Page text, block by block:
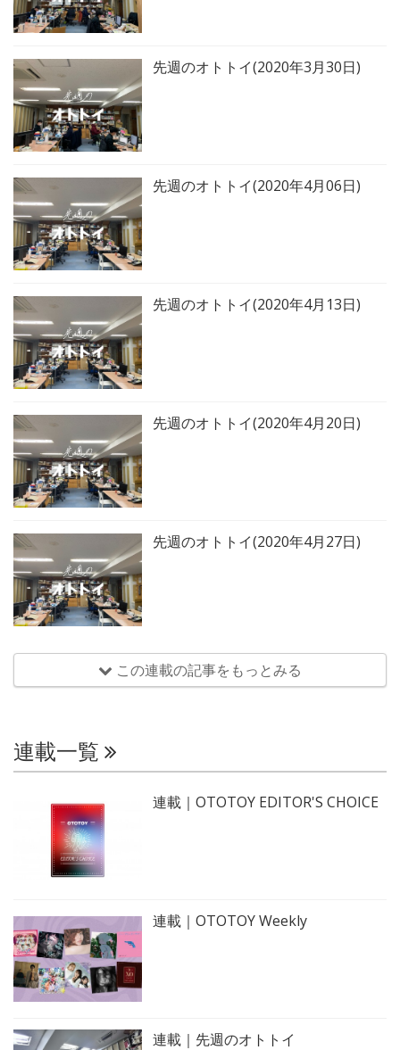
先週のオトトイ(2020年3月30日)
先週のオトトイ(2020年4月06日)
先週のオトトイ(2020年4月13日)
先週のオトトイ(2020年4月20日)
先週のオトトイ(2020年4月27日)
この連載の記事をもっとみる
連載一覧
連載｜OTOTOY EDITOR'S CHOICE
連載｜OTOTOY Weekly
連載｜先週のオトトイ